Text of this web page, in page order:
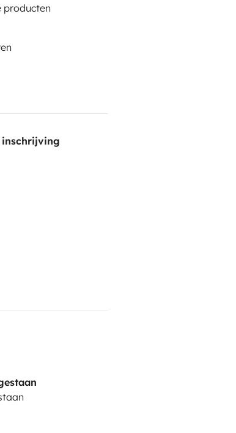
producten
inschrijving